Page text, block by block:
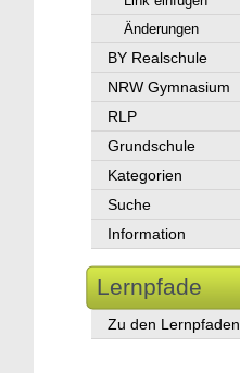
Änderungen
BY Realschule
NRW Gymnasium
RLP
Grundschule
Kategorien
Suche
Information
Lernpfade
Zu den Lernpfaden